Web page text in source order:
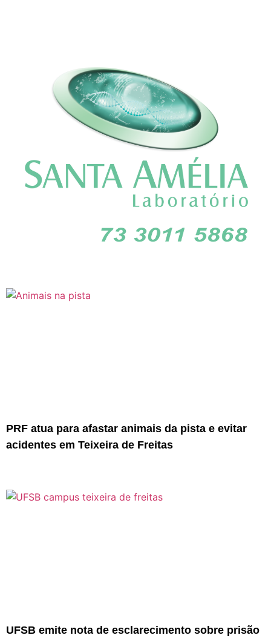
PRF atua para afastar animais da pista e evitar
acidentes em Teixeira de Freitas
UFSB emite nota de esclarecimento sobre prisão